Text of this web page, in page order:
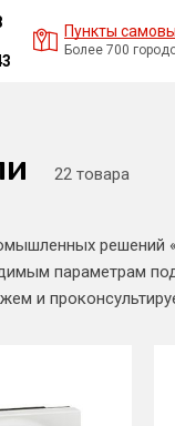
Пункты
Более 700
22 товара
решений
параметрам
и